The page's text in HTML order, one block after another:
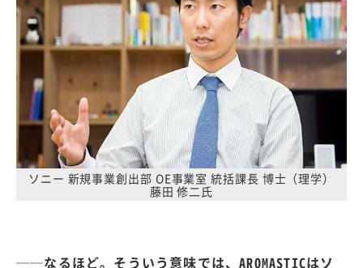
ソニー 新規事業創出部 OE事業室 統括課長 博士（理学）
藤田 修二氏
──なるほど。そういう意味では、AROMASTICはソ